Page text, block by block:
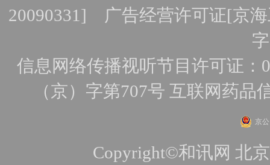
20090331] 广告经营许可证[京
信息网络传播视听节目许可证：
（京）字第707号 互联网药品
京
Copyright©和讯网 北